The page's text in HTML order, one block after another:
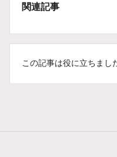
関連記事
この記事は役に立ちまし